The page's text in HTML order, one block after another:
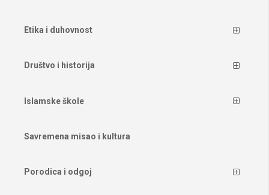
Etika i duhovnost
Društvo i historija
Islamske škole
Savremena misao i kultura
Porodica i odgoj